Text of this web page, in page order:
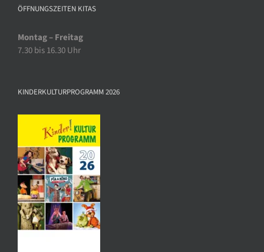
ÖFFNUNGSZEITEN KITAS
Montag – Freitag
7.30 bis 16.30 Uhr
KINDERKULTURPROGRAMM 2026